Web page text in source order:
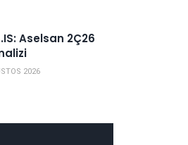
Aselsan 2Ç26
2026